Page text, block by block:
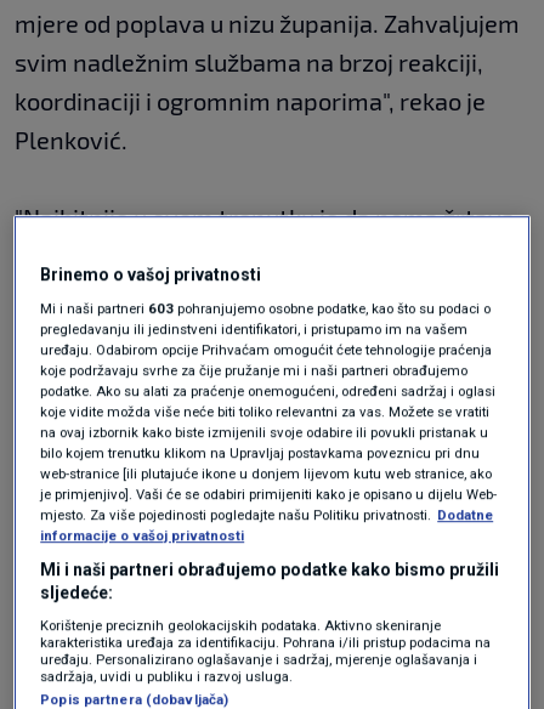
mjere od poplava u nizu županija. Zahvaljujem
svim nadležnim službama na brzoj reakciji,
koordinaciji i ogromnim naporima", rekao je
Plenković.
"Najbitnije u ovom trenutku je da nema žrtava.
nezabilježeni vodostaji rijeka. U susjednoj Italiji
čak 12 rijeka se izlilo iz korita, 13 ljudi je
poginulo, 20 tisuća je evakuirano, to znači da
smo iz te optike u boljoj poziciji", poručio je
premijer.
Najavio je pomoć stradalim županijama.
Upozorio je na problem klimatskih promjena:
"Ovakve ekstremne oborine su neobične za
ovaj dio Europa u ovo doba godine. To je znak
Brinemo o vašoj privatnosti
Mi i naši partneri 603 pohranjujemo osobne podatke, kao što su podaci o
pregledavanju ili jedinstveni identifikatori, i pristupamo im na vašem
uređaju. Odabirom opcije Prihvaćam omogućit ćete tehnologije praćenja
koje podržavaju svrhe za čije pružanje mi i naši partneri obrađujemo
podatke. Ako su alati za praćenje onemogućeni, određeni sadržaj i oglasi
koje vidite možda više neće biti toliko relevantni za vas. Možete se vratiti
na ovaj izbornik kako biste izmijenili svoje odabire ili povukli pristanak u
bilo kojem trenutku klikom na Upravljaj postavkama poveznicu pri dnu
web-stranice [ili plutajuće ikone u donjem lijevom kutu web stranice, ako
je primjenjivo]. Vaši će se odabiri primijeniti kako je opisano u dijelu Web-
mjesto. Za više pojedinosti pogledajte našu Politiku privatnosti. Dodatne
informacije o vašoj privatnosti
Mi i naši partneri obrađujemo podatke kako bismo pružili
sljedeće:
Korištenje preciznih geolokacijskih podataka. Aktivno skeniranje
karakteristika uređaja za identifikaciju. Pohrana i/ili pristup podacima na
uređaju. Personalizirano oglašavanje i sadržaj, mjerenje oglašavanja i
sadržaja, uvidi u publiku i razvoj usluga.
Popis partnera (dobavljača)